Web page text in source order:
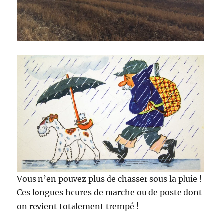
a
s
s
e
u
c
a
r
Vous n’en pouvez plus de chasser sous la pluie !
Ces longues heures de marche ou de poste dont
on revient totalement trempé !